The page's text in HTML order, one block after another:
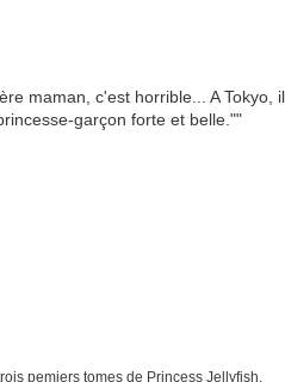
pemiers tomes de Princess Jellyfish.